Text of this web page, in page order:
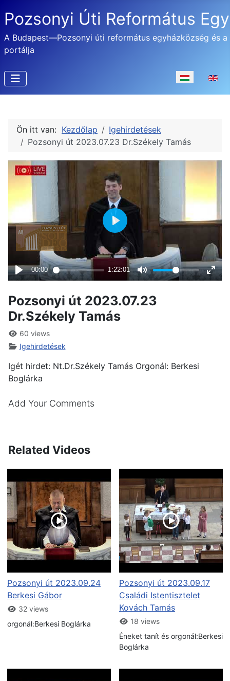
Pozsonyi Úti Református
A Budapest—Pozsonyi úti református egyházközség és a
portálja
Válasszon
Ön itt van: Kezdőlap
Igehirdetések
Pozsonyi út 2023.07.23 Dr.Székely Tamás
Pozsonyi út 2023.07.23
Dr.Székely Tamás
60 views
Igehirdetések
Igét hirdet: Nt.Dr.Székely Tamás Orgonál: Berkesi
Boglárka
Add Your Comments
Related Videos
Pozsonyi út 2023.09.24
Berkesi Gábor
32 views
orgonál:Berkesi Boglárka
Pozsonyi út 2023.09.17
Családi Istentisztelet
Kovách Tamás
18 views
Éneket tanít és orgonál:Berkesi
Boglárka